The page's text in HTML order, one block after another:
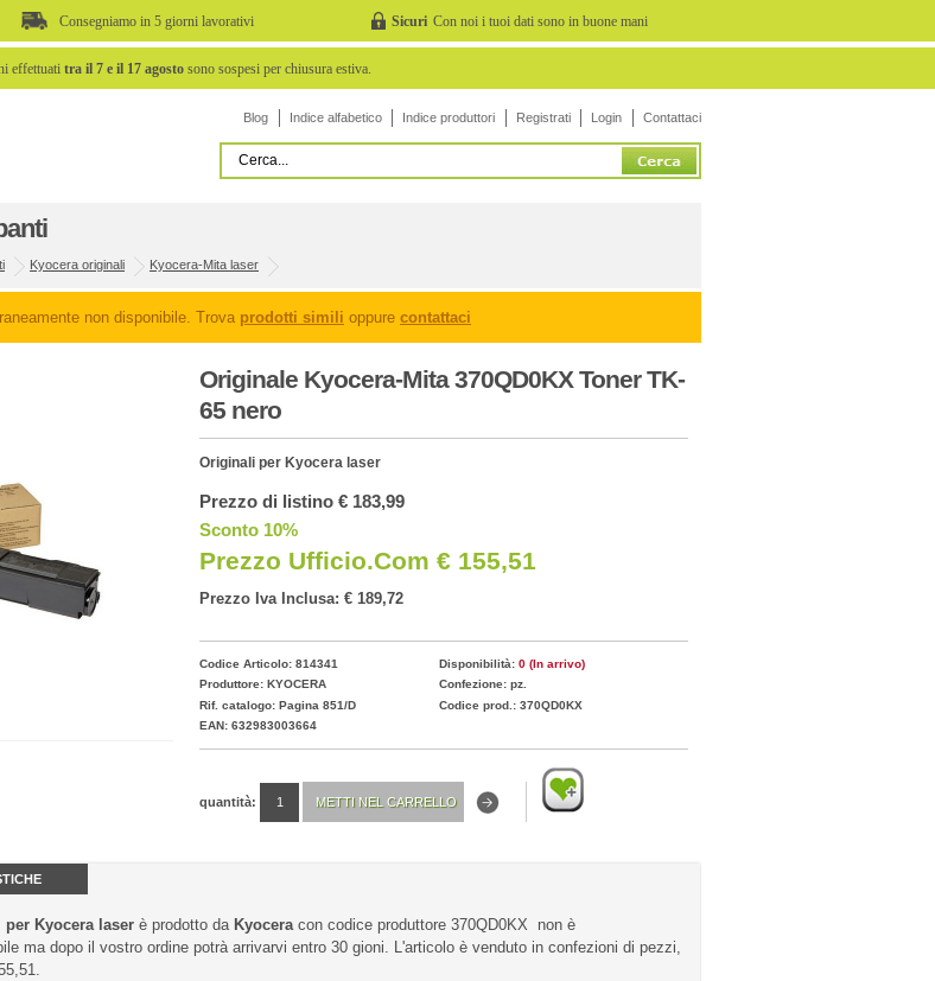
Consegniamo in 5 giorni lavorativi Sicuri Con noi i tuoi dati sono in buone mani
effettuati tra il 7 e il 17 agostosono sospesi per chiusura estiva.
Blog Indice alfabetico Indice produttori Registrati Login Contattaci
Kyocera originali Kyocera-Mita laser
non disponibile. Trova prodotti simili oppure contattaci
Originale Kyocera-Mita 370QD0KX Toner TK-
65 nero
Originali per Kyocera laser
Prezzo di listino € 183,99
Sconto 10%
Prezzo Ufficio.com € 155,51
Prezzo Iva Inclusa: € 189,72
Codice Articolo: 814341 Disponibilità: 0 (In arrivo)
Produttore: KYOCERA
Confezione: pz.
Rif. catalogo: Pagina 851/D
Codice prod.: 370QD0KX
EAN: 632983003664
quantità:
Kyocera laserè prodotto da Kyoceracon codice produttore 370QD0KX non è
ma dopo il vostro ordine potrà arrivarvi entro 30 gioni. L'articolo è venduto in confezioni di pezzi,